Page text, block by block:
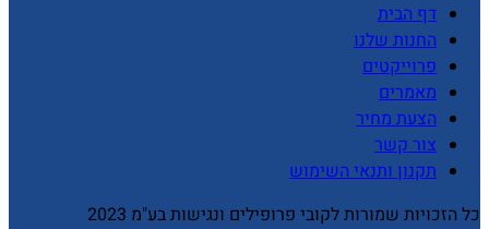
דף הבית
החנות שלנו
פרוייקטים
מאמרים
הצעת מחיר
צור קשר
תקנון ותנאי השימוש
כל הזכויות שמורות לקובי פרופילים ונגישות בע"מ 2023